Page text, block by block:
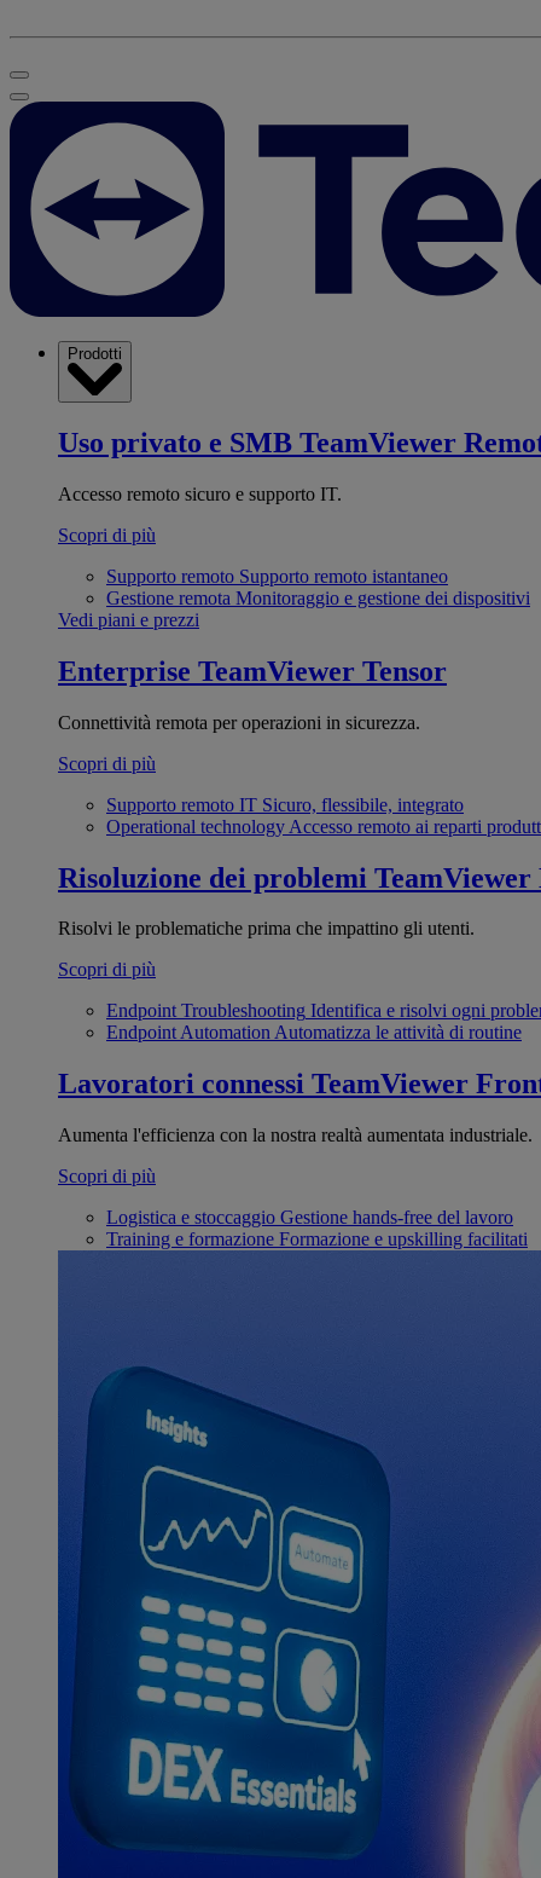
Prodotti
Uso privato e SMB TeamViewer
Accesso remoto sicuro e supporto IT.
Scopri di più
Supporto remoto Supporto remoto istantaneo
Gestione remota Monitoraggio e gestione dei dispositivi
Vedi piani e prezzi
Enterprise TeamViewer Tensor
Connettività remota per operazioni in sicurezza.
Scopri di più
Supporto remoto IT Sicuro, flessibile, integrato
Operational technology Accesso remoto ai reparti
Risoluzione dei problemi TeamViewer
Risolvi le problematiche prima che impattino gli utenti.
Scopri di più
Endpoint Troubleshooting Identifica e risolvi ogni
Endpoint AutomationAutomatizza le attività di routine
Lavoratori connessi TeamViewer
Aumenta l'efficienza con la nostra realtà aumentata industriale.
Scopri di più
Logistica e stoccaggio Gestione hands-free del lavoro
Training e formazione Formazione e upskilling facilitati